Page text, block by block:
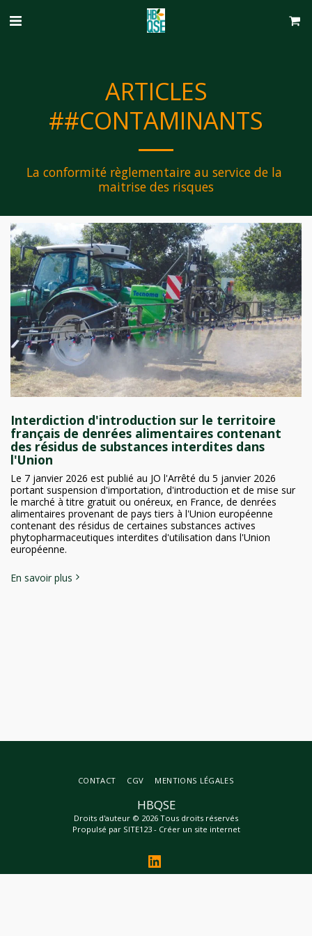
ARTICLES
##CONTAMINANTS
La conformité règlementaire au service de la
maitrise des risques
Interdiction d'introduction sur le territoire
français de denrées alimentaires contenant
des résidus de substances interdites dans
l'Union
Le 7 janvier 2026 est publié au JO l'Arrêté du 5 janvier 2026
portant suspension d'importation, d'introduction et de mise sur
le marché à titre gratuit ou onéreux, en France, de denrées
alimentaires provenant de pays tiers à l'Union européenne
contenant des résidus de certaines substances actives
phytopharmaceutiques interdites d'utilisation dans l'Union
européenne.
En savoir plus
HBQSE
Droits d'auteur © 2026 Tous droits réservés
Propulsé par SITE123- Créer un site internet
CONTACT CGV MENTIONS LÉGALES